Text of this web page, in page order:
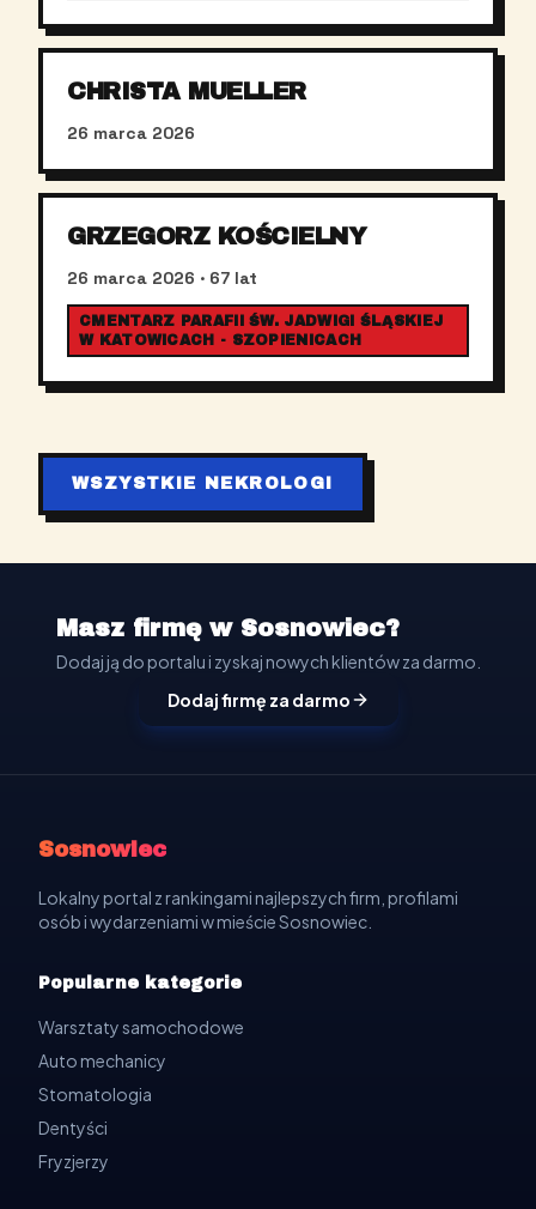
CHRISTA MUELLER
26 marca 2026
GRZEGORZ KOŚCIELNY
26 marca 2026 · 67 lat
CMENTARZ PARAFII ŚW. JADWIGI ŚLĄSKIEJ
W KATOWICACH - SZOPIENICACH
WSZYSTKIE NEKROLOGI
Masz firmę w Sosnowiec?
Dodaj ją do portalu i zyskaj nowych klientów za darmo.
Dodaj firmę za darmo
Sosnowiec
Lokalny portal z rankingami najlepszych firm, profilami
osób i wydarzeniami w mieście Sosnowiec.
Popularne kategorie
Warsztaty samochodowe
Auto mechanicy
Stomatologia
Dentyści
Fryzjerzy